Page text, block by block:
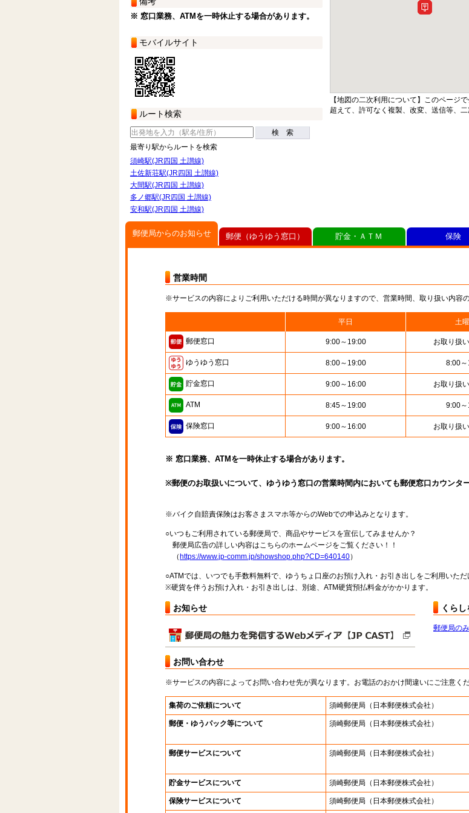
※ 窓口業務、ATMを一時休止する場合があります。
モバイルサイト
ルート検索
検 索
最寄り駅からルートを検索
須崎駅(JR四国 土讃線)
土佐新荘駅(JR四国 土讃線)
大間駅(JR四国 土讃線)
多ノ郷駅(JR四国 土讃線)
安和駅(JR四国 土讃線)
【地図の二次利用について】このページ
超えて、許可なく複製、改変、送信等、
郵便局からのお知らせ
営業時間
※サービスの内容によりご利用いただける時間が異なりますので、営業時間、取り扱い内容
平日 土
郵便窓口 9:00～19:00 お取り扱
ゆうゆう窓口 8:00～19:00 8:00
貯金窓口 9:00～16:00 お取り扱
ATM 8:45～19:00 9:00
保険窓口 9:00～16:00 お取り扱
※ 窓口業務、ATMを一時休止する場合があります。
※郵便のお取扱いについて、ゆうゆう窓口の営業時間内においても郵便窓口カウンタ
※バイク自賠責保険はお客さまスマホ等からのWebでの申込みとなります。
○いつもご利用されている郵便局で、商品やサービスを宣伝してみませんか？
郵便局広告の詳しい内容はこちらのホームページをご覧ください！！
（ https://www.jp-comm.jp/showshop.php?CD=640140）
○ATMでは、いつでも手数料無料で、ゆうちょ口座のお預け入れ・お引き出しをご利用いただ
※硬貨を伴うお預け入れ・お引き出しは、別途、ATM硬貨預払料金がかかります。
お知らせ くら
郵便局の
お問い合わせ
※サービスの内容によってお問い合わせ先が異なります。お電話のおかけ間違いにご注意くだ
集荷のご依頼について 須崎郵便局 （日本郵便株式会社）
郵便・ゆうパック等について 須崎郵便局 （日本郵便株式会社）
郵便サービスについて 須崎郵便局 （日本郵便株式会社）
貯金サービスについて 須崎郵便局 （日本郵便株式会社）
保険サービスについて 須崎郵便局 （日本郵便株式会社）
郵便（ゆうゆう窓口） 貯金・ＡＴＭ 保険